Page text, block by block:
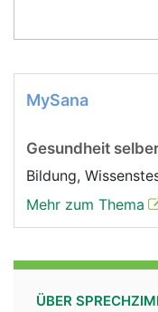
MySana
Gesundheit
Bildung,
Mehr zum Thema
ÜBER